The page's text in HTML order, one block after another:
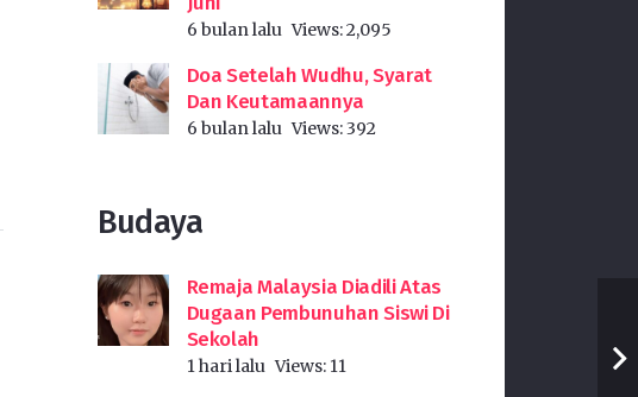
6 bulan lalu Views:2,095
Doa Setelah Wudhu, Syarat
Dan Keutamaannya
6 bulan lalu Views:392
Budaya
Remaja Malaysia Diadili Atas
Dugaan Pembunuhan Siswi Di
Sekolah
1 hari lalu Views: 11